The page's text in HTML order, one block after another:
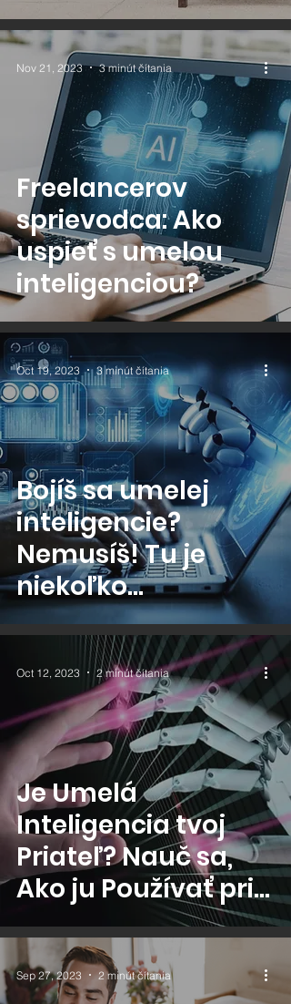
Freelancerov
sprievodca: Ako
uspieť s umelou
inteligenciou?
Nov 21, 2023 3 minút čítania
Bojíš sa umelej
inteligencie?
Nemusíš! Tu je
niekoľko
praktických
pomocníkov pre
Freelancerov
Oct 19, 2023 3 minút čítania
Je Umelá
Inteligencia tvoj
Priateľ? Nauč sa,
Ako ju Používať pri
Práci Freelancera!
Oct 12, 2023 2 minút čítania
Sep 27, 2023 2 minút čítania